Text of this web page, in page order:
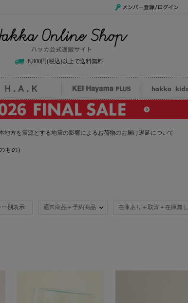
8,800円(税込)以上で送料無料
H.A.K KEI Hayama PLUS
地方を震源とする地震の影響によるお荷物のお届け遅延について
もの)
ー別表示 通常商品＋予約商品 在庫あり＋取寄＋在庫無し